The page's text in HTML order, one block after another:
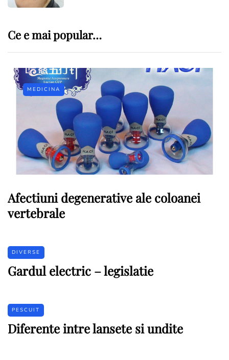
Ce e mai popular…
MEDICINA
Afectiuni degenerative ale coloanei
vertebrale
DIVERSE
Gardul electric – legislatie
PESCUIT
Diferente intre lansete si undite